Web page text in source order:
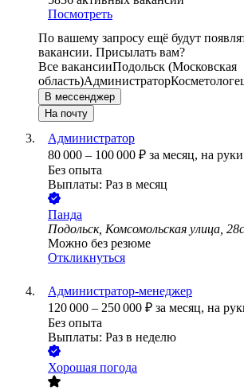
Посмотреть
По вашему запросу ещё будут
вакансии. Присылать вам?
Все вакансииПодольск (Московская
область)АдминистраторКосметолог
В мессенджер
На почту
Администратор
80 000 – 100 000 ₽ за месяц, на руки
Без опыта
Выплаты: Раз в месяц
Панда
Подольск, Комсомольская улица,
Можно без резюме
Откликнуться
Администратор-менеджер
120 000 – 250 000 ₽ за месяц, на
Без опыта
Выплаты: Раз в неделю
Хорошая погода